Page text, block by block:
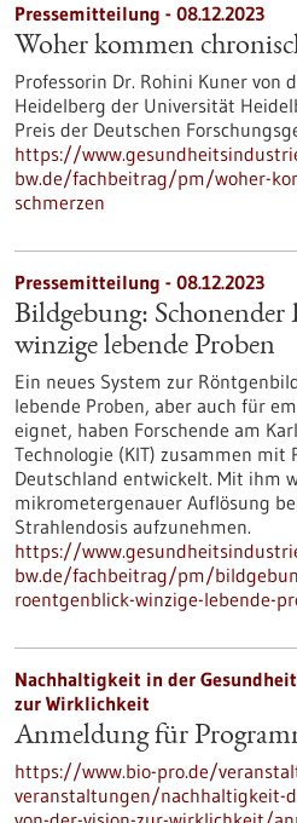
Pressemitteilung - 08.12.2023
Woher kommen
Professorin Dr. Rohini Kuner von
Heidelberg der Universität
Preis der Deutschen
https://
bw.de/fachbeitrag/pm/woher-
schmerzen
Pressemitteilung - 08.12.2023
Bildgebung:
winzige lebende Proben
Ein neues System zur
lebende Proben, aber auch für
eignet, haben Forschende am
Technologie (KIT) zusammen mit
Deutschland entwickelt. Mit ihm
mikrometergenauer Auflösung
Strahlendosis aufzunehmen.
https://
bw.de/fachbeitrag/pm/
roentgenblick-winzige-lebende-
Nachhaltigkeit in der
zur Wirklichkeit
Anmeldung für
https://www.bio-pro.de/
veranstaltungen/nachhaltigkeit-